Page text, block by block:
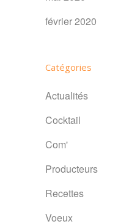
février 2020
Catégories
Actualités
Cocktail
Com'
Producteurs
Recettes
Voeux